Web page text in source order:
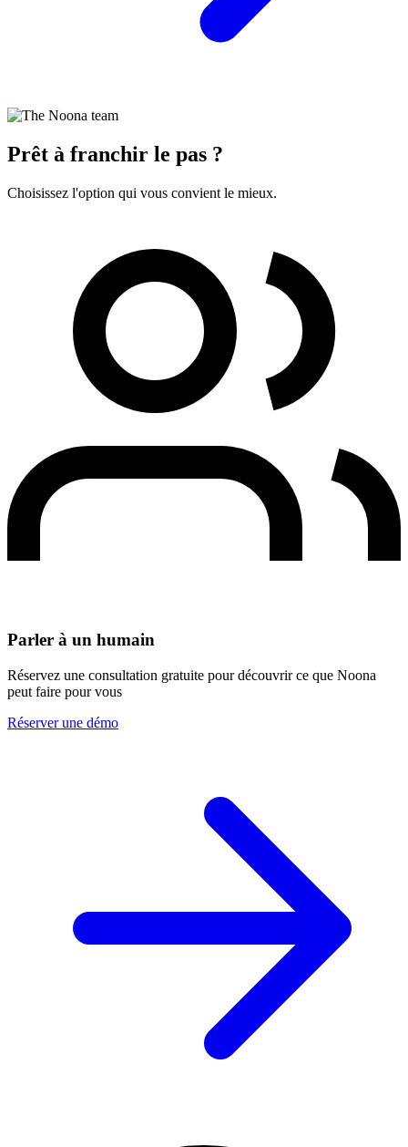
Prêt à franchir le pas ?
Choisissez l'option qui vous convient le mieux.
Parler à un humain
Réservez une consultation gratuite pour découvrir ce que Noona
peut faire pour vous
Réserver une démo